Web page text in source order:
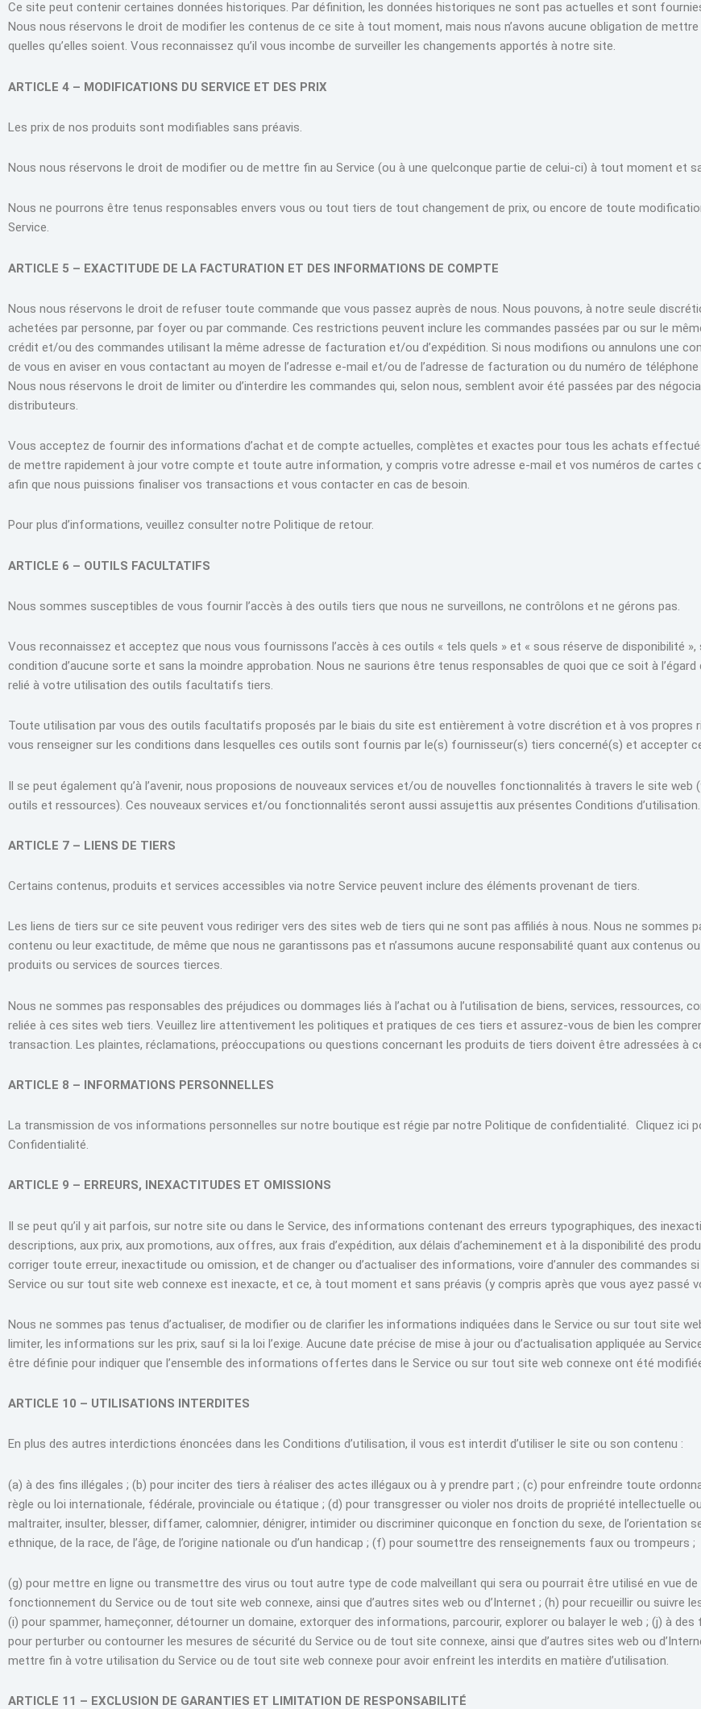
Ce site peut contenir certaines données historiques. Par définition, les données historiques ne sont pas actuelles et sont
Nous nous réservons le droit de modifier les contenus de ce site à tout moment, mais nous n’avons aucune obligation de
quelles qu’elles soient. Vous reconnaissez qu’il vous incombe de surveiller les changements apportés à notre site.
ARTICLE 4 – MODIFICATIONS DU SERVICE ET DES PRIX
Les prix de nos produits sont modifiables sans préavis.
Nous nous réservons le droit de modifier ou de mettre fin au Service (ou à une quelconque partie de celui-ci) à tout moment et
Nous ne pourrons être tenus responsables envers vous ou tout tiers de tout changement de prix, ou encore de toute
Service.
ARTICLE 5 – EXACTITUDE DE LA FACTURATION ET DES INFORMATIONS DE COMPTE
Nous nous réservons le droit de refuser toute commande que vous passez auprès de nous. Nous pouvons, à notre seule
achetées par personne, par foyer ou par commande. Ces restrictions peuvent inclure les commandes passées par ou sur le
crédit et/ou des commandes utilisant la même adresse de facturation et/ou d’expédition. Si nous modifions ou annulons une
de vous en aviser en vous contactant au moyen de l’adresse e-mail et/ou de l’adresse de facturation ou du numéro de
Nous nous réservons le droit de limiter ou d’interdire les commandes qui, selon nous, semblent avoir été passées par des
distributeurs.
Vous acceptez de fournir des informations d’achat et de compte actuelles, complètes et exactes pour tous les achats
de mettre rapidement à jour votre compte et toute autre information, y compris votre adresse e-mail et vos numéros de cartes
afin que nous puissions finaliser vos transactions et vous contacter en cas de besoin.
Pour plus d’informations, veuillez consulter notre Politique de retour.
ARTICLE 6 – OUTILS FACULTATIFS
Nous sommes susceptibles de vous fournir l’accès à des outils tiers que nous ne surveillons, ne contrôlons et ne gérons pas.
Vous reconnaissez et acceptez que nous vous fournissons l’accès à ces outils « tels quels » et « sous réserve de disponibilité
condition d’aucune sorte et sans la moindre approbation. Nous ne saurions être tenus responsables de quoi que ce soit à
relié à votre utilisation des outils facultatifs tiers.
Toute utilisation par vous des outils facultatifs proposés par le biais du site est entièrement à votre discrétion et à vos propres
vous renseigner sur les conditions dans lesquelles ces outils sont fournis par le(s) fournisseur(s) tiers concerné(s) et accepter
Il se peut également qu’à l’avenir, nous proposions de nouveaux services et/ou de nouvelles fonctionnalités à travers le site web
outils et ressources). Ces nouveaux services et/ou fonctionnalités seront aussi assujettis aux présentes Conditions d’utilisation.
ARTICLE 7 – LIENS DE TIERS
Certains contenus, produits et services accessibles via notre Service peuvent inclure des éléments provenant de tiers.
Les liens de tiers sur ce site peuvent vous rediriger vers des sites web de tiers qui ne sont pas affiliés à nous. Nous ne sommes
contenu ou leur exactitude, de même que nous ne garantissons pas et n’assumons aucune responsabilité quant aux contenus
produits ou services de sources tierces.
Nous ne sommes pas responsables des préjudices ou dommages liés à l’achat ou à l’utilisation de biens, services, ressources,
reliée à ces sites web tiers. Veuillez lire attentivement les politiques et pratiques de ces tiers et assurez-vous de bien les
transaction. Les plaintes, réclamations, préoccupations ou questions concernant les produits de tiers doivent être adressées à
ARTICLE 8 – INFORMATIONS PERSONNELLES
La transmission de vos informations personnelles sur notre boutique est régie par notre Politique de confidentialité. Cliquez ici
Confidentialité.
ARTICLE 9 – ERREURS, INEXACTITUDES ET OMISSIONS
Il se peut qu’il y ait parfois, sur notre site ou dans le Service, des informations contenant des erreurs typographiques, des
descriptions, aux prix, aux promotions, aux offres, aux frais d’expédition, aux délais d’acheminement et à la disponibilité des
corriger toute erreur, inexactitude ou omission, et de changer ou d’actualiser des informations, voire d’annuler des commandes
Service ou sur tout site web connexe est inexacte, et ce, à tout moment et sans préavis (y compris après que vous ayez passé
Nous ne sommes pas tenus d’actualiser, de modifier ou de clarifier les informations indiquées dans le Service ou sur tout site
limiter, les informations sur les prix, sauf si la loi l’exige. Aucune date précise de mise à jour ou d’actualisation appliquée au
être définie pour indiquer que l’ensemble des informations offertes dans le Service ou sur tout site web connexe ont été
ARTICLE 10 – UTILISATIONS INTERDITES
En plus des autres interdictions énoncées dans les Conditions d’utilisation, il vous est interdit d’utiliser le site ou son contenu :
(a) à des fins illégales ; (b) pour inciter des tiers à réaliser des actes illégaux ou à y prendre part ; (c) pour enfreindre toute
règle ou loi internationale, fédérale, provinciale ou étatique ; (d) pour transgresser ou violer nos droits de propriété intellectuelle
maltraiter, insulter, blesser, diffamer, calomnier, dénigrer, intimider ou discriminer quiconque en fonction du sexe, de l’orientation
ethnique, de la race, de l’âge, de l’origine nationale ou d’un handicap ; (f) pour soumettre des renseignements faux ou trompeurs ;
(g) pour mettre en ligne ou transmettre des virus ou tout autre type de code malveillant qui sera ou pourrait être utilisé en vue
fonctionnement du Service ou de tout site web connexe, ainsi que d’autres sites web ou d’Internet ; (h) pour recueillir ou suivre
(i) pour spammer, hameçonner, détourner un domaine, extorquer des informations, parcourir, explorer ou balayer le web ; (j) à
pour perturber ou contourner les mesures de sécurité du Service ou de tout site connexe, ainsi que d’autres sites web ou
mettre fin à votre utilisation du Service ou de tout site web connexe pour avoir enfreint les interdits en matière d’utilisation.
ARTICLE 11 – EXCLUSION DE GARANTIES ET LIMITATION DE RESPONSABILITÉ